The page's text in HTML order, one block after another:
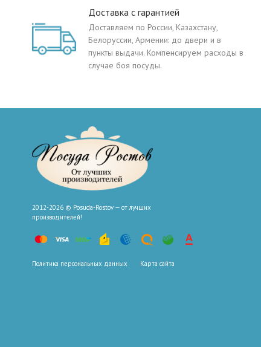
Доставка с гарантией
Доставляем по России, Казахстану,
Белоруссии, Армении: до двери и в
пункты выдачи. Компенсируем расходы в
случае боя посуды.
2012-2026 © Posuda-Rostov — от лучших
производителей!
Политика персональных данных Карта сайта